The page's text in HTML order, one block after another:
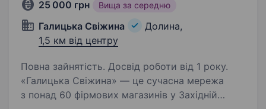
25 000 грн Вища за середню
Галицька Свіжина
Долина,
1,5 км від центру
Повна зайнятість. Досвід роботи від 1 року.
«Галицька Свіжина» — це сучасна мережа
з понад 60 фірмових магазинів у Західній